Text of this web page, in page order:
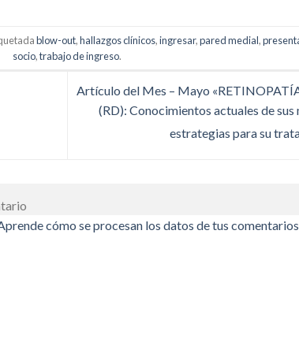
blow-out,hallazgos clínicos,ingresar,pared medial,
socio,trabajo de ingreso.
Artículo del Mes – Mayo
(RD): Conocimientos actuales de sus
estrategias para su
cómo se procesan los datos de tus comentarios.